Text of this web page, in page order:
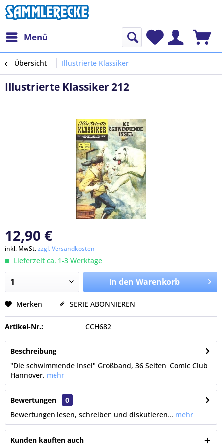
Menü
Übersicht Illustrierte Klassiker
Illustrierte Klassiker 212
12,90 €
inkl. MwSt.zzgl. Versandkosten
Lieferzeit ca. 1-3 Werktage
In den Warenkorb
Merken SERIE ABONNIEREN
Artikel-Nr.: CCH682
Beschreibung
"Die schwimmende Insel" Großband, 36 Seiten. Comic Club
Hannover. mehr
Bewertungen
0
Bewertungen lesen, schreiben und diskutieren... mehr
Kunden kauften auch